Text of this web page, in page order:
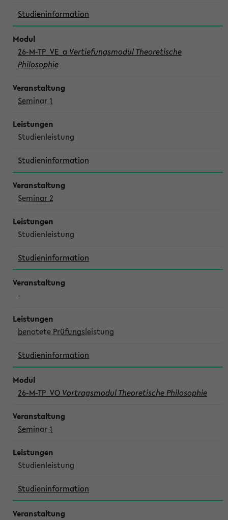
Studieninformation
26-M-TP_VE_a Vertiefungsmodul Theoretische
Philosophie
Seminar 1
Studienleistung
Studieninformation
Seminar 2
Studienleistung
Studieninformation
-
benotete Prüfungsleistung
Studieninformation
26-M-TP_VO Vortragsmodul Theoretische Philosophie
Seminar 1
Studienleistung
Studieninformation